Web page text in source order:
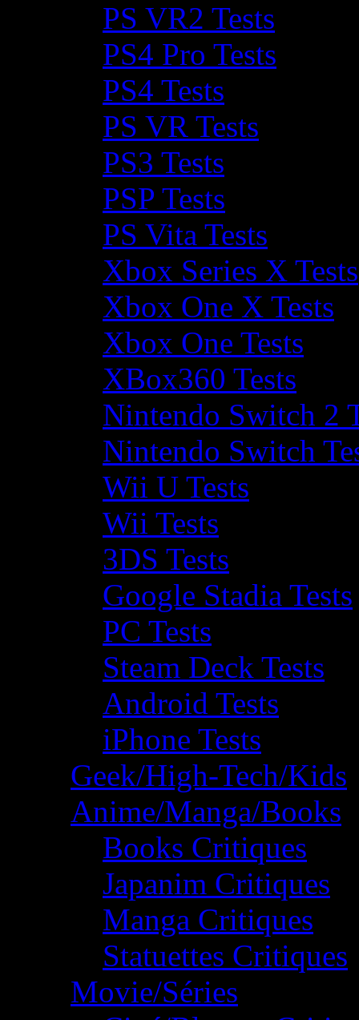
PS VR2 Tests
PS4 Pro Tests
PS4 Tests
PS VR Tests
PS3 Tests
PSP Tests
PS Vita Tests
Xbox Series X Tests
Xbox One X Tests
Xbox One Tests
XBox360 Tests
Nintendo Switch 2
Nintendo Switch
Wii U Tests
Wii Tests
3DS Tests
Google Stadia Tests
PC Tests
Steam Deck Tests
Android Tests
iPhone Tests
Geek/High-Tech/Kids
Anime/Manga/Books
Books Critiques
Japanim Critiques
Manga Critiques
Statuettes Critiques
Movie/Séries